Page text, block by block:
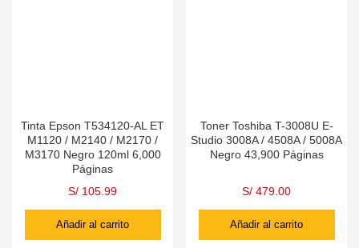
Tinta Epson T534120-AL ET
M1120 / M2140 / M2170 /
M3170 Negro 120ml 6,000
Páginas
S/ 105.99
Añadir al carrito
Toner Toshiba T-3008U E-
Studio 3008A / 4508A / 5008A
Negro 43,900 Páginas
S/ 479.00
Añadir al carrito